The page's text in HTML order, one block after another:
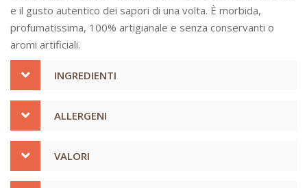
e il gusto autentico dei sapori di una volta. È morbida,
profumatissima, 100% artigianale e senza conservanti o
aromi artificiali.
INGREDIENTI
ALLERGENI
VALORI